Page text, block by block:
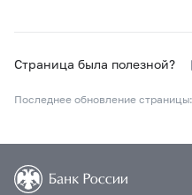
Страница была полезной?
Последнее обновление